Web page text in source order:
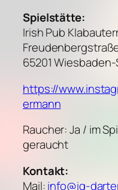
Spielstätte:
Irish Pub
65201
https://
ermann
Raucher: Ja / im
geraucht
Kontakt:
Mail:info@iq-